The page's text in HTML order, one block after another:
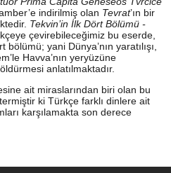
indirilmiş olan Tevrat’ın bir
Tekvin’in İlk Dört Bölümü -
çevirebileceğimiz bu eserde,
bölümü; yani Dünya’nın yaratılışı,
Havva’nın yeryüzüne
anlatılmaktadır.
ait miraslarından biri olan bu
ki Türkçe farklı dinlere ait
karşılamakta son derece